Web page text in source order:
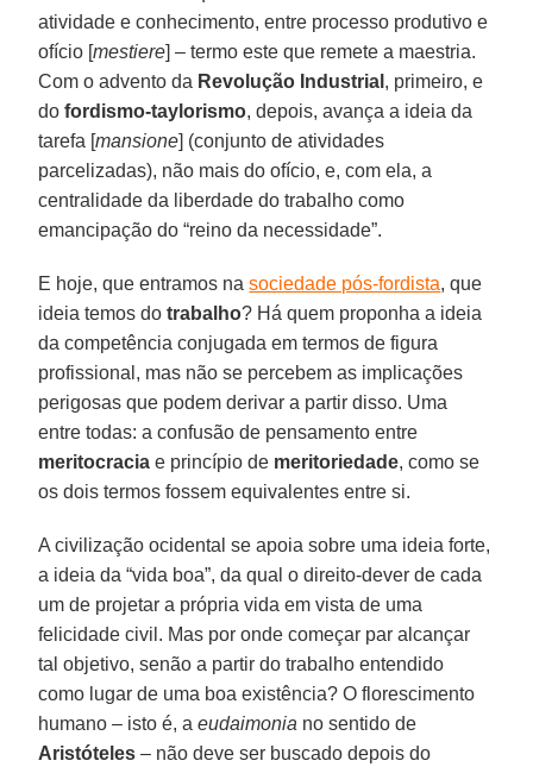
atividade e conhecimento, entre processo produtivo e
ofício [mestiere] – termo este que remete a maestria.
Com o advento da Revolução Industrial , primeiro, e
dofordismo-taylorismo, depois, avança a ideia da
tarefa [mansione] (conjunto de atividades
parcelizadas), não mais do ofício, e, com ela, a
centralidade da liberdade do trabalho como
emancipação do “reino da necessidade”.
E hoje, que entramos nasociedade pós-fordista, que
ideia temos dotrabalho? Há quem proponha a ideia
da competência conjugada em termos de figura
profissional, mas não se percebem as implicações
perigosas que podem derivar a partir disso. Uma
entre todas: a confusão de pensamento entre
meritocracia e princípio de meritoriedade, como se
os dois termos fossem equivalentes entre si.
A civilização ocidental se apoia sobre uma ideia forte,
a ideia da “vida boa”, da qual o direito-dever de cada
um de projetar a própria vida em vista de uma
felicidade civil. Mas por onde começar par alcançar
tal objetivo, senão a partir do trabalho entendido
como lugar de uma boa existência? O florescimento
humano – isto é, aeudaimonia no sentido de
Aristóteles – não deve ser buscado depois do